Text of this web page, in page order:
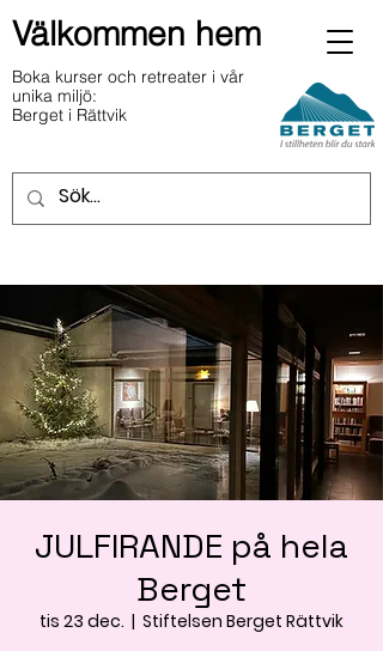
Välkommen hem
Boka kurser och retreater i vår
unika miljö:
Berget i Rättvik
JULFIRANDE på hela
Berget
tis 23 dec.
  |
Stiftelsen Berget Rättvik